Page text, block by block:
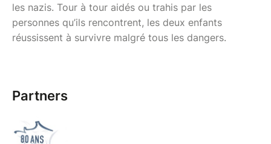
les nazis. Tour à tour aidés ou trahis par les
personnes qu’ils rencontrent, les deux enfants
réussissent à survivre malgré tous les dangers.
Partners